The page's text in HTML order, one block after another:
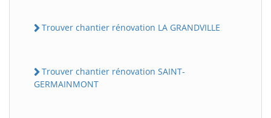
Trouver chantier rénovation LA GRANDVILLE
Trouver chantier rénovation SAINT-
GERMAINMONT